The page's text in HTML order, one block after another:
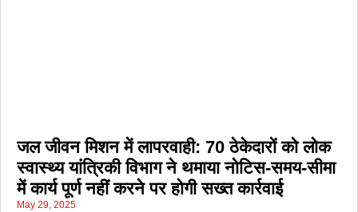
जल जीवन मिशन में लापरवाही: 70 ठेकेदारों को लोक
स्वास्थ्य यांत्रिकी विभाग ने थमाया नोटिस-समय-सीमा
में कार्य पूर्ण नहीं करने पर होगी सख्त कार्रवाई
May 29, 2025